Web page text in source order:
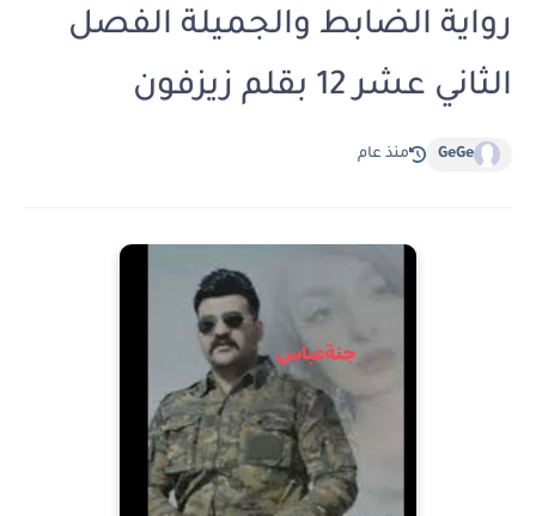
رواية الضابط والجميلة الفصل
الثاني عشر 12 بقلم زيزفون
GeGe منذ عام